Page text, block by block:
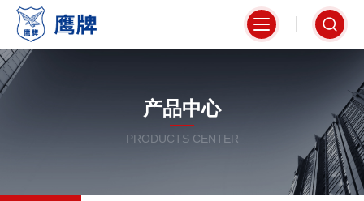
产品中心
PRODUCTS CENTER